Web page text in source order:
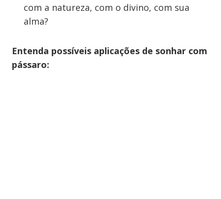
com a natureza, com o divino, com sua
alma?
Entenda possíveis aplicações de sonhar com
pássaro: